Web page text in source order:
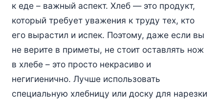
к еде – важный аспект. Хлеб — это продукт,
который требует уважения к труду тех, кто
его вырастил и испек. Поэтому, даже если вы
не верите в приметы, не стоит оставлять нож
в хлебе – это просто некрасиво и
негигиенично. Лучше использовать
специальную хлебницу или доску для нарезки